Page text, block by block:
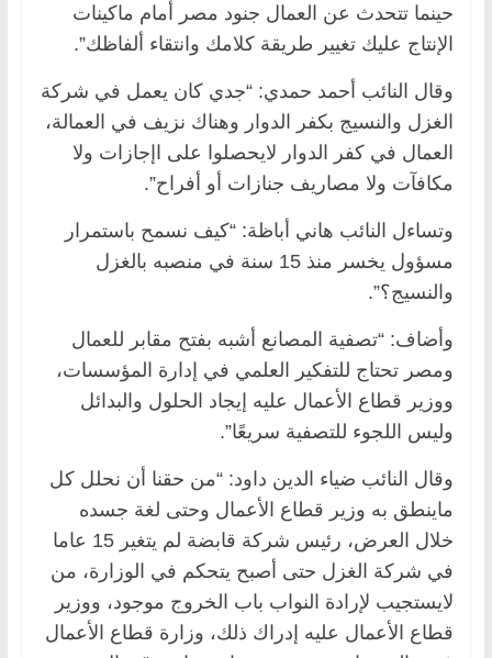
حينما تتحدث عن العمال جنود مصر أمام ماكينات
الإنتاج عليك تغيير طريقة كلامك وانتقاء ألفاظك”.
وقال النائب أحمد حمدي: “جدي كان يعمل في شركة
الغزل والنسيج بكفر الدوار وهناك نزيف في العمالة،
العمال في كفر الدوار لايحصلوا على اإجازات ولا
مكافآت ولا مصاريف جنازات أو أفراح”.
وتساءل النائب هاني أباظة: “كيف نسمح باستمرار
مسؤول يخسر منذ 15 سنة في منصبه بالغزل
والنسيج؟”.
وأضاف: “تصفية المصانع أشبه بفتح مقابر للعمال
ومصر تحتاج للتفكير العلمي في إدارة المؤسسات،
ووزير قطاع الأعمال عليه إيجاد الحلول والبدائل
وليس اللجوء للتصفية سريعًا”.
وقال النائب ضياء الدين داود: “من حقنا أن نحلل كل
ماينطق به وزير قطاع الأعمال وحتى لغة جسده
خلال العرض، رئيس شركة قابضة لم يتغير 15 عاما
في شركة الغزل حتى أصبح يتحكم في الوزارة، من
لايستجيب لإرادة النواب باب الخروج موجود، ووزير
قطاع الأعمال عليه إدراك ذلك، وزارة قطاع الأعمال